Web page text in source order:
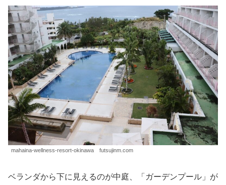
mahaina-wellness-resort-okinawa futsujinm.com
ベランダから下に見えるのが中庭、「ガーデンプール」が